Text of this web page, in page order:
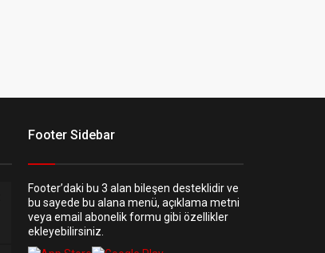
Footer Sidebar
Footer’daki bu 3 alan bileşen desteklidir ve
bu sayede bu alana menü, açıklama metni
veya email abonelik formu gibi özellikler
ekleyebilirsiniz.